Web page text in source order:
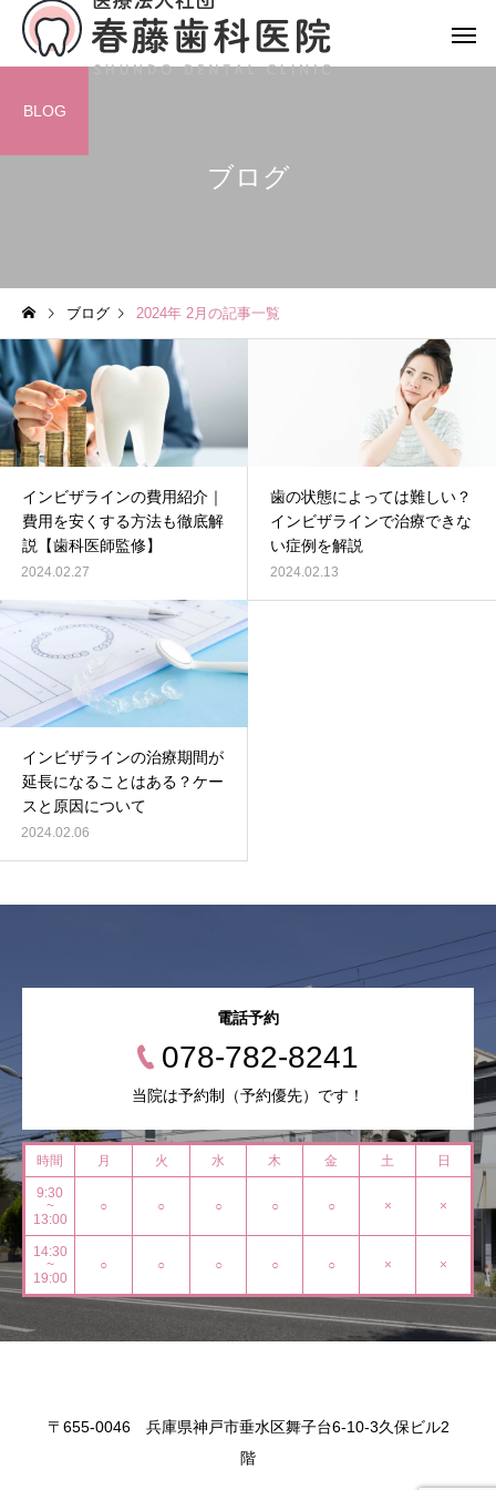
ブログ
BLOG
ブログ 2024年 2月の記事一覧
インビザラインの費用紹介｜
費用を安くする方法も徹底解
説【歯科医師監修】
2024.02.27
歯の状態によっては難しい？
インビザラインで治療できな
い症例を解説
2024.02.13
インビザラインの治療期間が
延長になることはある？ケー
スと原因について
2024.02.06
電話予約
078-782-8241
当院は予約制（予約優先）です！
時間 月 火 水 木 金 土 日
9:30
~
13:00
○ ○ ○ ○ ○ × ×
14:30
~
19:00
○ ○ ○ ○ ○ × ×
〒655-0046 兵庫県神戸市垂水区舞子台6-10-3久保ビル2
階